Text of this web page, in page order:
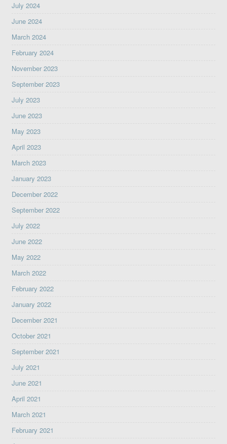
July 2024
June 2024
March 2024
February 2024
November 2023
September 2023
July 2023
June 2023
May 2023
April 2023
March 2023
January 2023
December 2022
September 2022
July 2022
June 2022
May 2022
March 2022
February 2022
January 2022
December 2021
October 2021
September 2021
July 2021
June 2021
April 2021
March 2021
February 2021